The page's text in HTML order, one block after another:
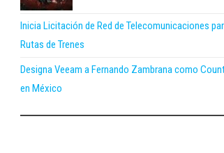
Inicia Licitación de Red de Telecomunicaciones
Rutas de Trenes
Designa Veeam a Fernando Zambrana como
en México